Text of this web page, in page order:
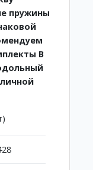
пружины
B